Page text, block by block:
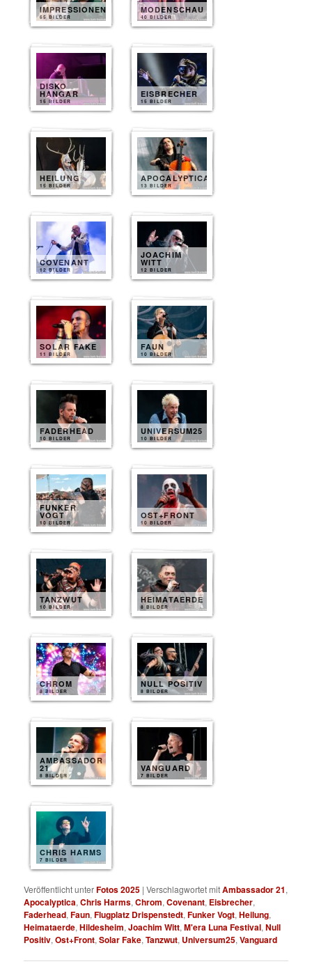
IMPRESSIONEN
65 BILDER
MODENSCHAU
40 BILDER
DISKO
HANGAR
15 BILDER
EISBRECHER
15 BILDER
HEILUNG
15 BILDER
APOCALYPTICA
13 BILDER
COVENANT
12 BILDER
JOACHIM
WITT
12 BILDER
SOLAR FAKE
11 BILDER
FAUN
10 BILDER
FADERHEAD
10 BILDER
UNIVERSUM25
10 BILDER
FUNKER
VOGT
10 BILDER
OST+FRONT
10 BILDER
TANZWUT
10 BILDER
HEIMATAERDE
8 BILDER
CHROM
8 BILDER
NULL POSITIV
8 BILDER
AMBASSADOR
21
8 BILDER
VANGUARD
7 BILDER
CHRIS HARMS
7 BILDER
Veröffentlicht unterFotos 2025 |Verschlagwortet mitAmbassador 21,
Apocalyptica,Chris Harms,Chrom,Covenant, Eisbrecher,
Faderhead,Faun,Flugplatz Drispenstedt,Funker Vogt,Heilung,
Heimataerde,Hildesheim,Joachim Witt,M'era Luna Festival,Null
Positiv,Ost+Front,Solar Fake,Tanzwut, Universum25,Vanguard